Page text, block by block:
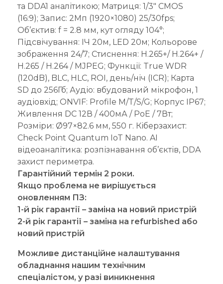
та DDA1 аналітикою; Матриця: 1/3″ CMOS
(16:9); Запис: 2Мп (1920×1080) 25/30fps;
Об’єктив: f = 2.8 мм, кут огляду 104°;
Підсвічування: ІЧ 20м, LED 20м; Кольорове
зображення 24/7; Стиснення: H.265+/ H.264+ /
H.265 / H.264 / MJPEG; Функції: True WDR
(120dB), BLC, HLC, ROI, день/ніч (ICR); Карта
SD до 256Гб; Аудіо: вбудований мікрофон, 1
аудіовхід; ONVIF: Profile M/T/S/G; Корпус IP67;
Живлення DC 12В / 400мА / PoE / 7Вт;
Розміри: Ø97×82.6 мм, 550 г. Кіберзахист:
Check Point Quantum IoT Nano. AI
відеоаналітика: розпізнавання об’єктів, DDA
захист периметра.
Гарантійний термін 2 роки.
Якщо проблема не вирішується
оновленням ПЗ:
1-й рік гарантії – заміна на новий пристрій
2-й рік гарантії – заміна на refurbished або
новий пристрій
Можливе дистанційне налаштування
обладнання нашим технічним
спеціалістом, у разі виникнення